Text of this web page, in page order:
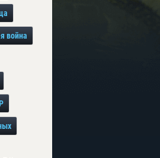
война